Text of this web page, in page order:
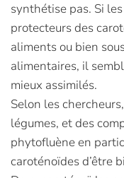
synthétise pas. Si
protecteurs des
aliments ou bien
alimentaires, il
mieux assimilés.
Selon les
légumes, et des
phytofluène en
caroténoïdes d’être